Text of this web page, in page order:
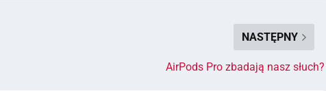
NASTĘPNY
AirPods Pro zbadają nasz słuch?